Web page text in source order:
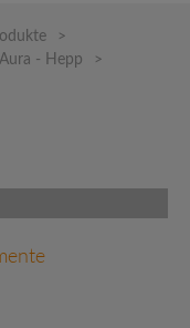
>
Aura - Hepp
>